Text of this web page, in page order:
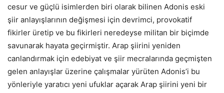
cesur ve güçlü isimlerden biri olarak bilinen Adonis eski
şiir anlayışlarının değişmesi için devrimci, provokatif
fikirler üretip ve bu fikirleri neredeyse militan bir biçimde
savunarak hayata geçirmiştir. Arap şiirini yeniden
canlandırmak için edebiyat ve şiir mecralarında geçmişten
gelen anlayışlar üzerine çalışmalar yürüten Adonis’i bu
yönleriyle yaratıcı yeni ufuklar açarak Arap şiirini yeni bir